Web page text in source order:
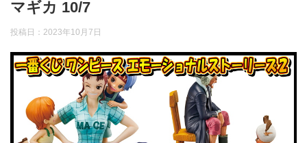
マギカ 10/7
投稿日： 2023年10月7日